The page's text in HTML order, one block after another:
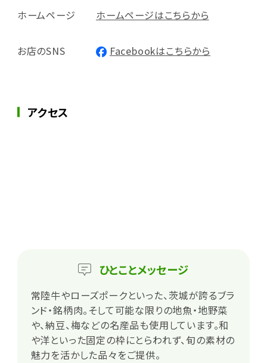
ホームページ ホームページはこちらから
お店のSNS Facebookはこちらから
アクセス
ひとことメッセージ
常陸牛やローズポークといった、茨城が誇るブラ
ンド・銘柄肉。そして可能な限りの地魚・地野菜
や、納豆、梅などの名産品も使用しています。和
や洋といった固定の枠にとらわれず、旬の素材の
魅力を活かした品々をご提供。